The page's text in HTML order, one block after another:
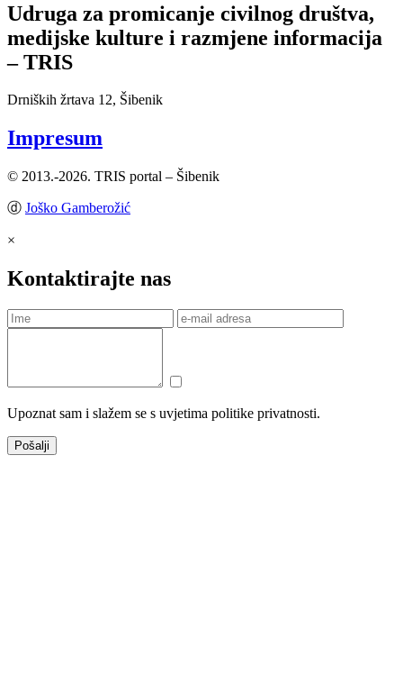
Udruga za promicanje civilnog društva,
medijske kulture i razmjene informacija
– TRIS
Drniških žrtava 12, Šibenik
Impresum
© 2013.-2026. TRIS portal – Šibenik
ⓓ Joško Gamberožić
×
Kontaktirajte nas
Upoznat sam i slažem se s uvjetima politike privatnosti.
Pošalji